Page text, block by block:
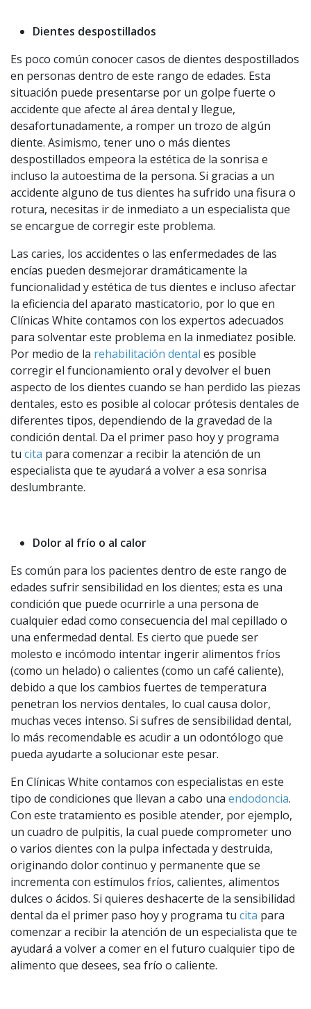
Dientes despostillados
Es poco común conocer casos de dientes despostillados
en personas dentro de este rango de edades. Esta
situación puede presentarse por un golpe fuerte o
accidente que afecte al área dental y llegue,
desafortunadamente, a romper un trozo de algún
diente. Asimismo, tener uno o más dientes
despostillados empeora la estética de la sonrisa e
incluso la autoestima de la persona. Si gracias a un
accidente alguno de tus dientes ha sufrido una fisura o
rotura, necesitas ir de inmediato a un especialista que
se encargue de corregir este problema.
Las caries, los accidentes o las enfermedades de las
encías pueden desmejorar dramáticamente la
funcionalidad y estética de tus dientes e incluso afectar
la eficiencia del aparato masticatorio, por lo que en
Clínicas White contamos con los expertos adecuados
para solventar este problema en la inmediatez posible.
Por medio de la rehabilitación dental es posible
corregir el funcionamiento oral y devolver el buen
aspecto de los dientes cuando se han perdido las piezas
dentales, esto es posible al colocar prótesis dentales de
diferentes tipos, dependiendo de la gravedad de la
condición dental. Da el primer paso hoy y programa
tu cita para comenzar a recibir la atención de un
especialista que te ayudará a volver a esa sonrisa
deslumbrante.
Dolor al frío o al calor
Es común para los pacientes dentro de este rango de
edades sufrir sensibilidad en los dientes; esta es una
condición que puede ocurrirle a una persona de
cualquier edad como consecuencia del mal cepillado o
una enfermedad dental. Es cierto que puede ser
molesto e incómodo intentar ingerir alimentos fríos
(como un helado) o calientes (como un café caliente),
debido a que los cambios fuertes de temperatura
penetran los nervios dentales, lo cual causa dolor,
muchas veces intenso. Si sufres de sensibilidad dental,
lo más recomendable es acudir a un odontólogo que
pueda ayudarte a solucionar este pesar.
En Clínicas White contamos con especialistas en este
tipo de condiciones que llevan a cabo una endodoncia.
Con este tratamiento es posible atender, por ejemplo,
un cuadro de pulpitis, la cual puede comprometer uno
o varios dientes con la pulpa infectada y destruida,
originando dolor continuo y permanente que se
incrementa con estímulos fríos, calientes, alimentos
dulces o ácidos. Si quieres deshacerte de la sensibilidad
dental da el primer paso hoy y programa tu cita para
comenzar a recibir la atención de un especialista que te
ayudará a volver a comer en el futuro cualquier tipo de
alimento que desees, sea frío o caliente.